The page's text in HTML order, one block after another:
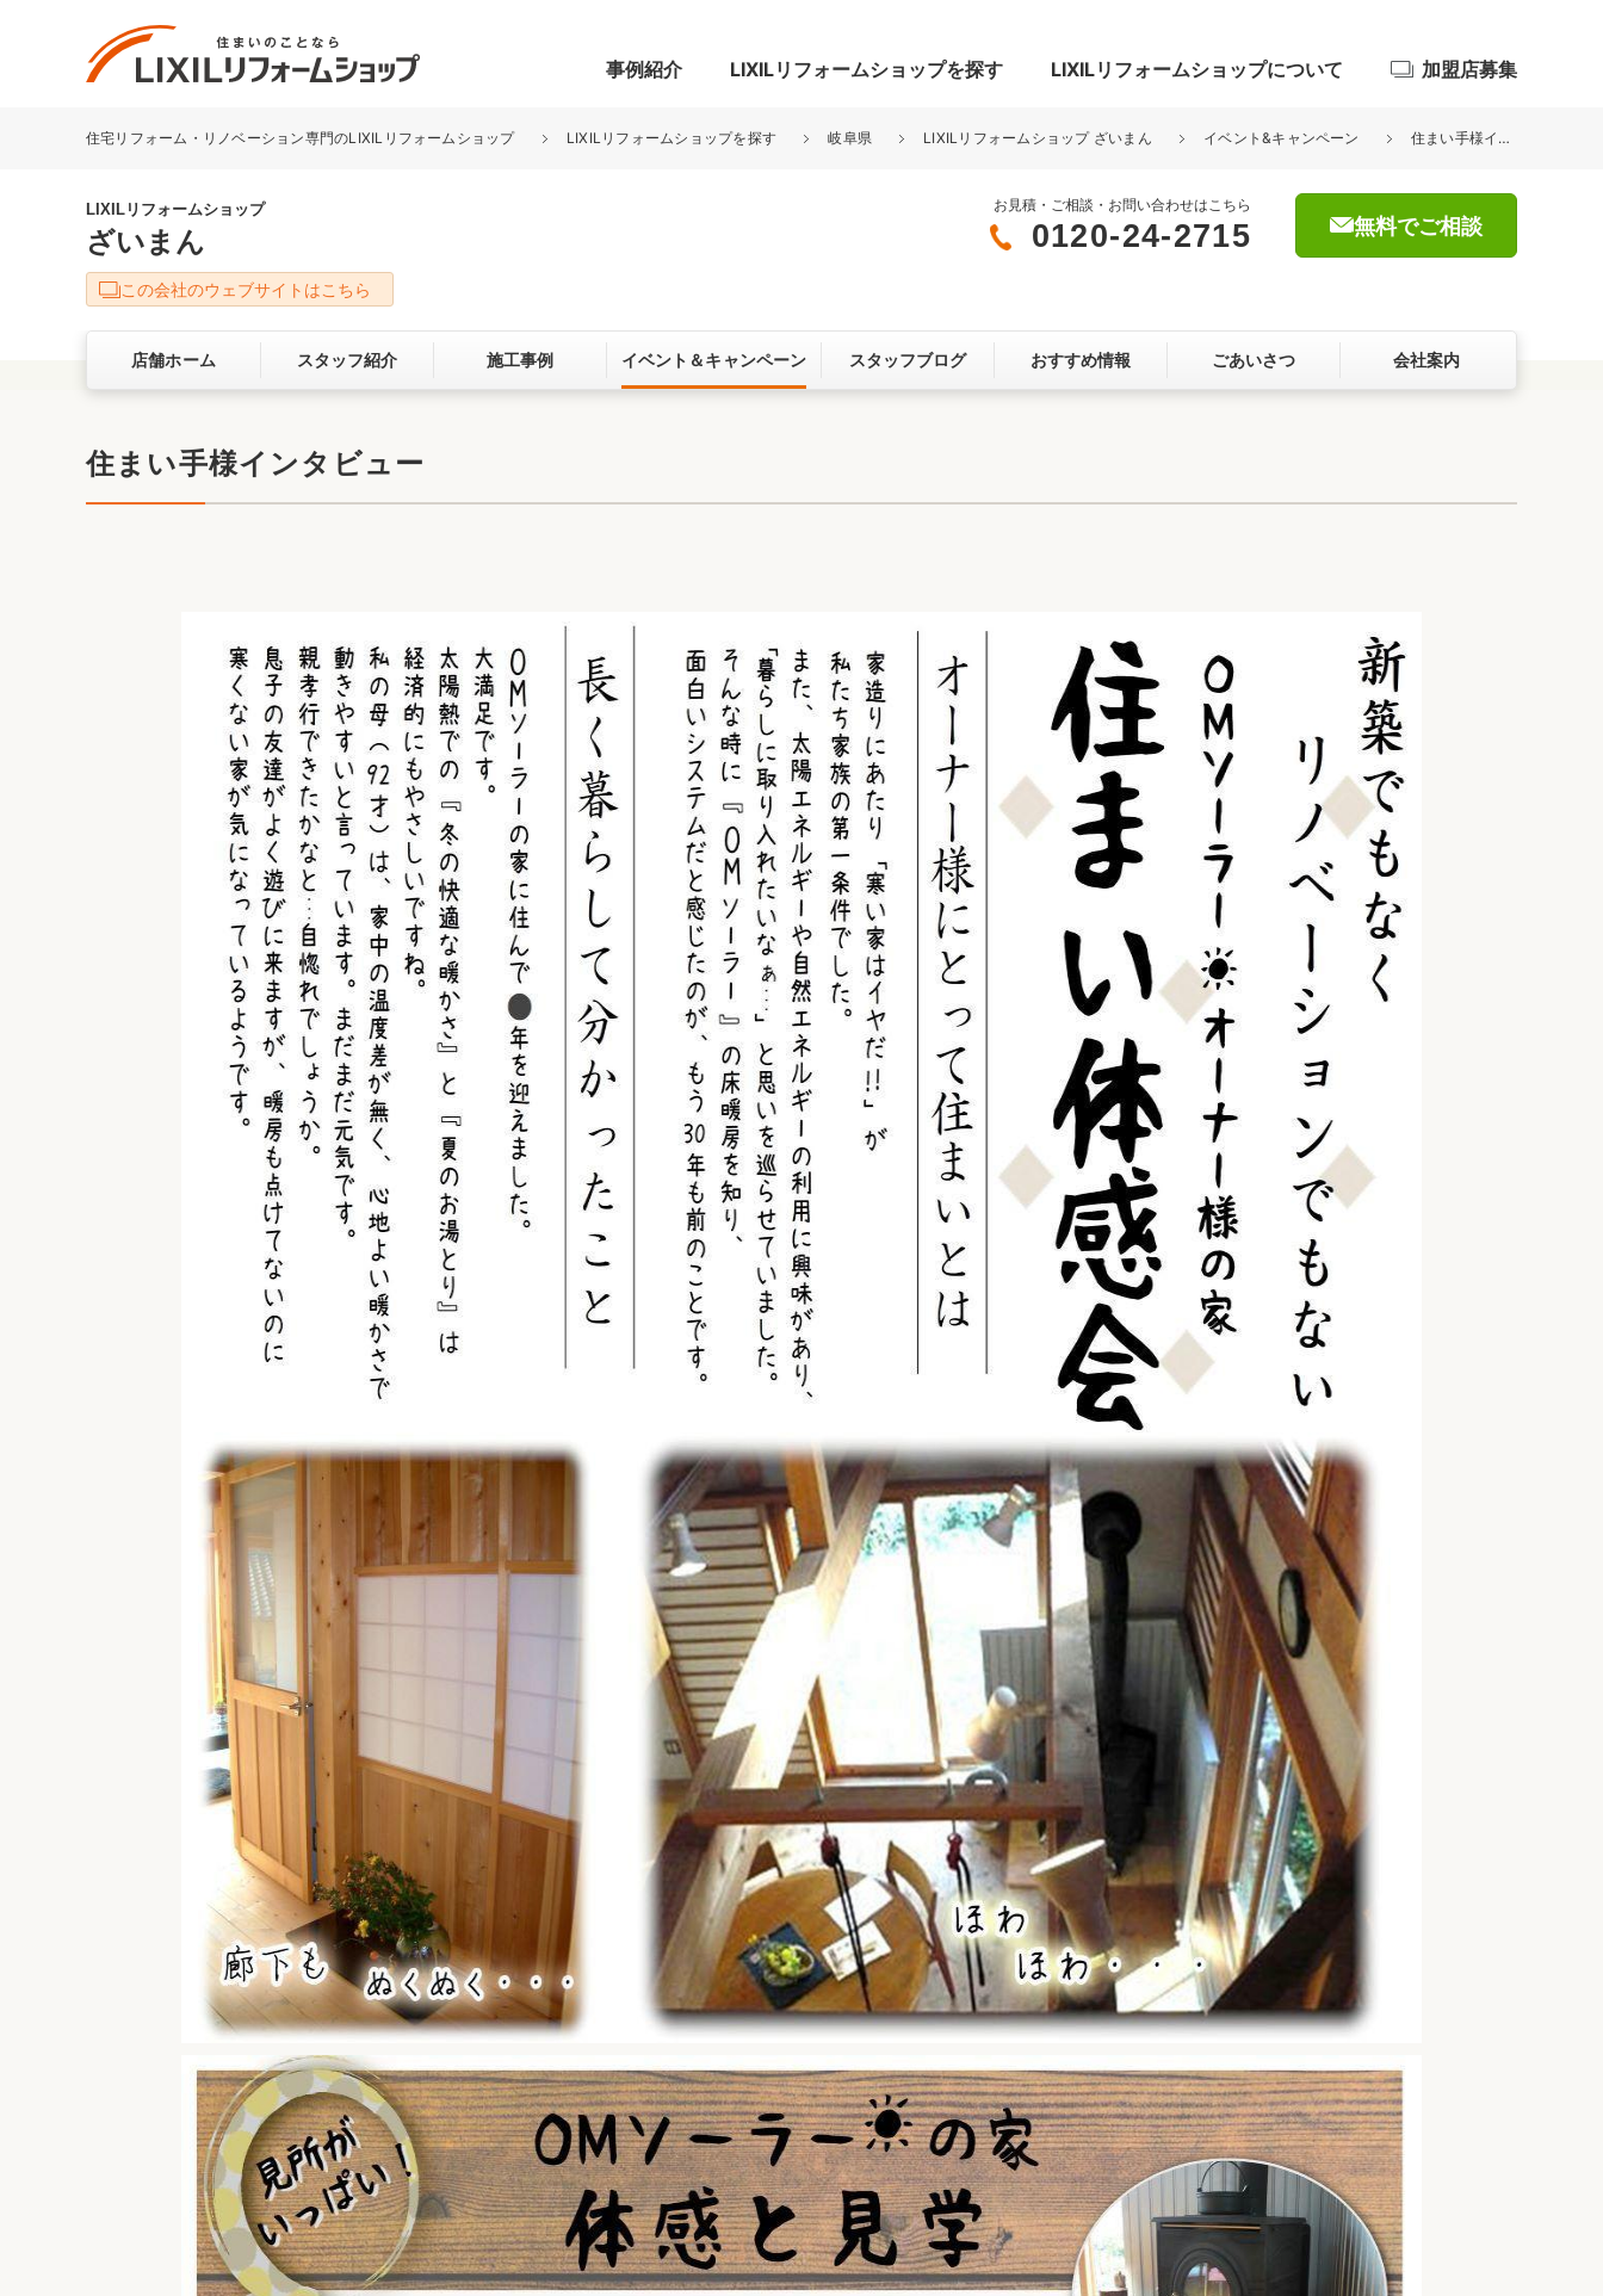
事例紹介
リフォーム事例を探す
キッチン
洗面化粧室 トイレ 玄関まわり 門まわり 屋根・外壁
ベランダ・バルコニー ガーデンスペース カースペース
お客さまの声 3Dシミュレーション
LIXILリフォームショップを探す LIXILリフォームショップについて
LIXILリフォームショップについて
サービス向上・品質改善の取り組み お客さま満足度アンケート
ここちいい暮らしをつくる、価値・性能向上
ライフスタイルコンパス リフォームアクセル
中古物件探しから性能向上リフォームをワン
ストップ
リフォームお役立ち情報
おすすめ情報
加盟店募集
住宅リフォーム・リノベーション専門のLIXILリフォームショップ LIXILリフォームショップを探す 岐阜県 LIXILリフォームショップ ざいまん イベント&キャンペーン 住まい手様インタビュー
LIXILリフォームショップ
ざいまん
お見積・ご相談・お問い合わせはこちら
0120-24-2715 無料でご相談
この会社のウェブサイトはこちら
店舗ホーム スタッフ紹介 施工事例 イベント＆キャンペーン スタッフブログ おすすめ情報 ごあいさつ 会社案内
住まい手様インタビュー